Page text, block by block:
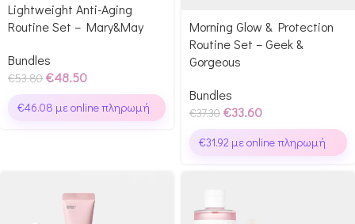
Lightweight Anti-Aging
Routine Set – Mary&May
Bundles
€53.80 €48.50
€46.08 με online πληρωμή
Morning Glow & Protection
Routine Set – Geek &
Gorgeous
Bundles
€37.30 €33.60
€31.92 με online πληρωμή